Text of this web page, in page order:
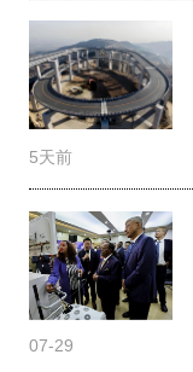
5天前
07-29